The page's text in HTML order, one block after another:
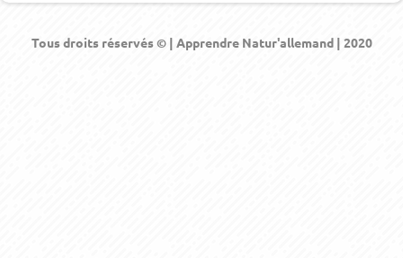
Tous droits réservés © | Apprendre Natur'allemand | 2020